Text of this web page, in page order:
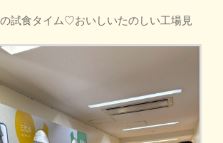
試食タイム♡おいしいたのしい工場見